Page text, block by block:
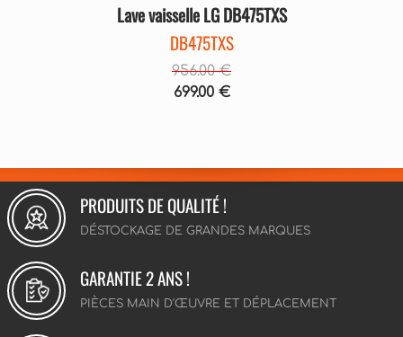
Lave vaisselle LG DB475TXS
DB475TXS
956.00 €
699.00 €
PRODUITS DE QUALITÉ !
DÉSTOCKAGE DE GRANDES MARQUES
GARANTIE 2 ANS !
PIÈCES MAIN D'ŒUVRE ET DÉPLACEMENT